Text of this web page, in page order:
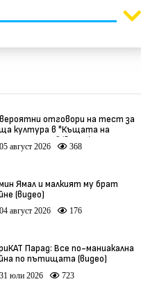
отговори на тест за
култура в "Къщата на
(видео)
05 август 2026 368
Ямал и малкият му брат
(видео)
04 август 2026 176
Парад: Все по-маниакална
по пътищата (видео)
31 юли 2026 723